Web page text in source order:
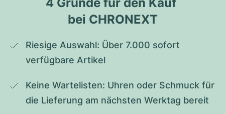
bei CHRONEXT
Riesige Auswahl: Über 7.000 sofort
verfügbare Artikel
Keine Wartelisten: Uhren oder Schmuck für
die Lieferung am nächsten Werktag bereit